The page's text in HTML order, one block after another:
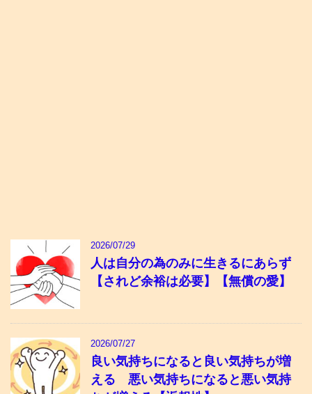
2026/07/29
人は自分の為のみに生きるにあらず
【されど余裕は必要】【無償の愛】
2026/07/27
良い気持ちになると良い気持ちが増
える 悪い気持ちになると悪い気持